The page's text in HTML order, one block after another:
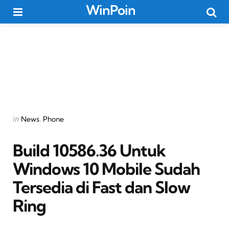
WinPoin
Categories
Posted
in News Phone
Build 10586.36 Untuk
Windows 10 Mobile Sudah
Tersedia di Fast dan Slow
Ring